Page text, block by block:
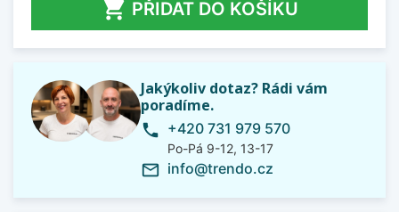
 PŘIDAT DO KOŠÍKU
Jakýkoliv dotaz? Rádi vám
poradíme.
phone +420 731 979 570
Po-Pá 9-12, 13-17
mail_outline info@trendo.cz